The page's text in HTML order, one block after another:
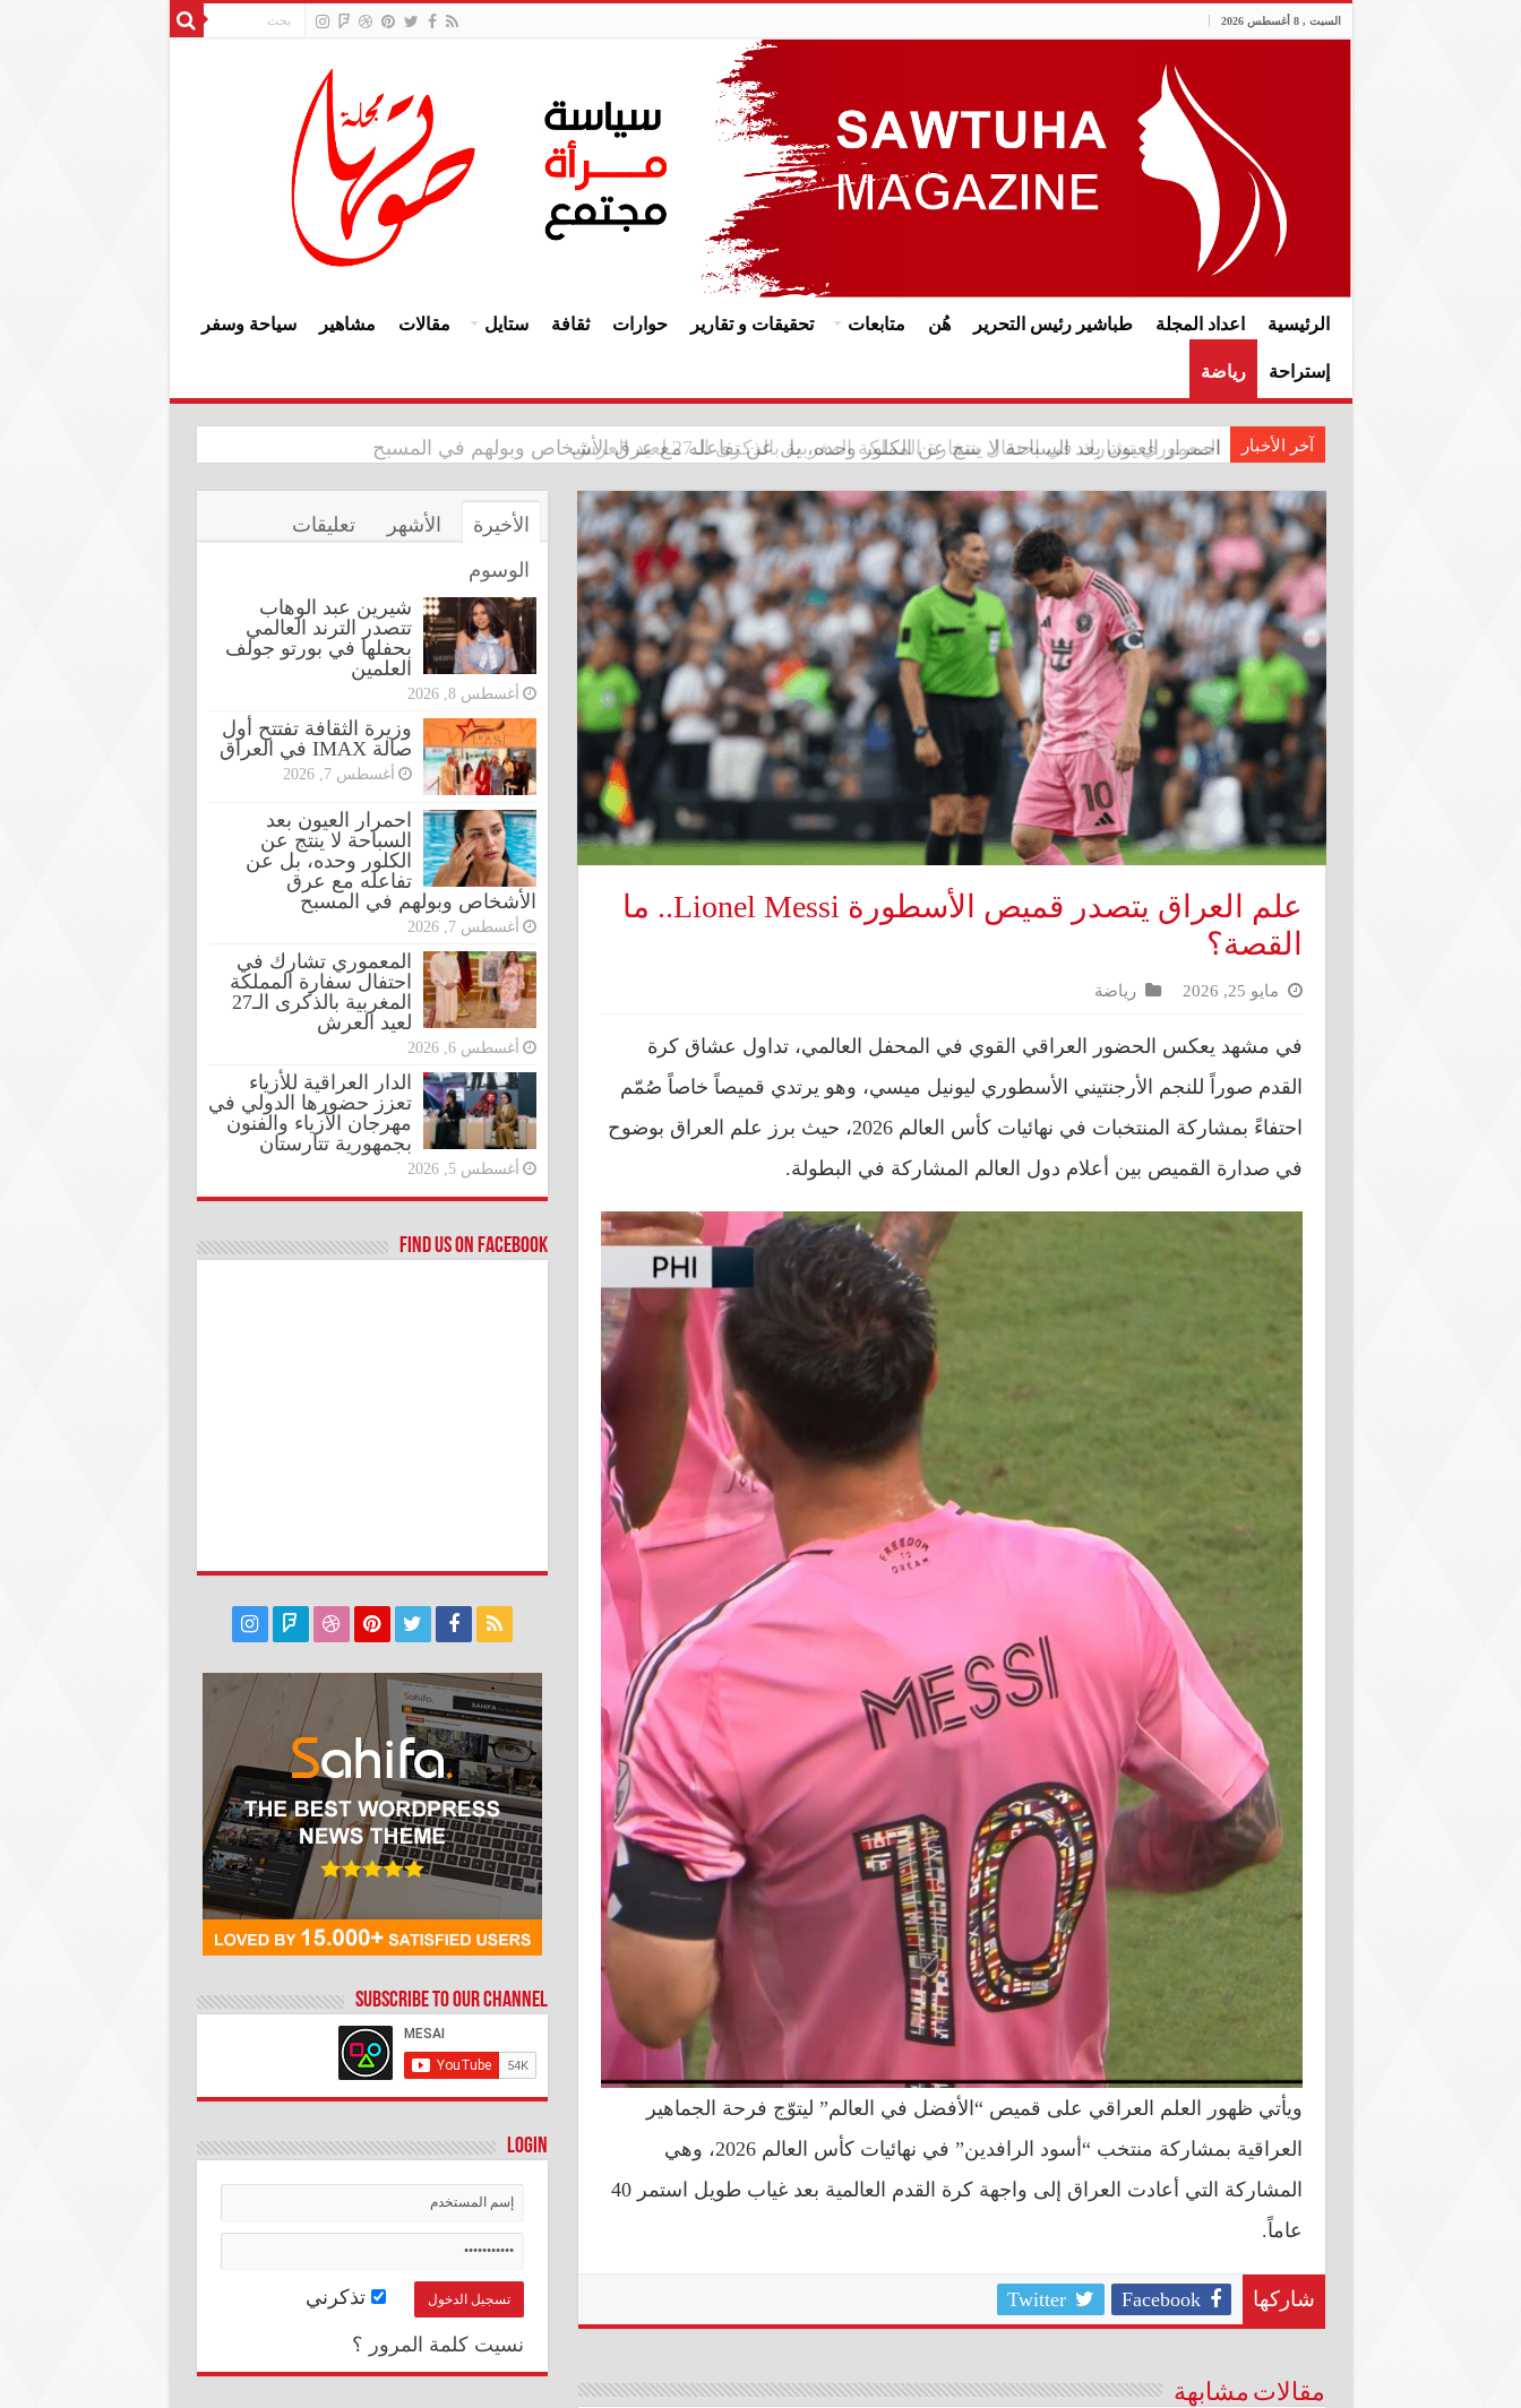
السبت , 8 أغسطس 2026
الرئيسية اعداد المجلة طباشير رئيس التحرير هُن متابعات تحقيقات و تقارير حوارات ثقافة ستايل مقالات مشاهير سياحة وسفر
إستراحة رياضة
آخر الأخبار المعموري تشارك في احتفال سفارة المملكة المغربية بالذكرى الـ27 لعيد العرش
علم العراق يتصدر قميص الأسطورة Lionel Messi.. ما
القصة؟
مايو 25, 2026 رياضة
في مشهد يعكس الحضور العراقي القوي في المحفل العالمي، تداول عشاق كرة
القدم صوراً للنجم الأرجنتيني الأسطوري ليونيل ميسي، وهو يرتدي قميصاً خاصاً صُمّم
احتفاءً بمشاركة المنتخبات في نهائيات كأس العالم 2026، حيث برز علم العراق بوضوح
في صدارة القميص بين أعلام دول العالم المشاركة في البطولة.
ويأتي ظهور العلم العراقي على قميص “الأفضل في العالم” ليتوّج فرحة الجماهير
العراقية بمشاركة منتخب “أسود الرافدين” في نهائيات كأس العالم 2026، وهي
المشاركة التي أعادت العراق إلى واجهة كرة القدم العالمية بعد غياب طويل استمر 40
عاماً.
شاركها Facebook
Twitter
مقالات مشابهة
الأخيرة الأشهر
تعليقات
الوسوم
شيرين عبد الوهاب
تتصدر الترند العالمي
بحفلها في بورتو جولف
العلمين
أغسطس 8, 2026
وزيرة الثقافة تفتتح أول
صالة IMAX في العراق
أغسطس 7, 2026
احمرار العيون بعد
السباحة لا ينتج عن
الكلور وحده، بل عن
تفاعله مع عرق
الأشخاص وبولهم في المسبح
أغسطس 7, 2026
المعموري تشارك في
احتفال سفارة المملكة
المغربية بالذكرى الـ27
لعيد العرش
أغسطس 6, 2026
الدار العراقية للأزياء
تعزز حضورها الدولي في
مهرجان الأزياء والفنون
بجمهورية تتارستان
أغسطس 5, 2026
Find us on Facebook
Subscribe to our Channel
Login
تذكرني
نسيت كلمة المرور ؟